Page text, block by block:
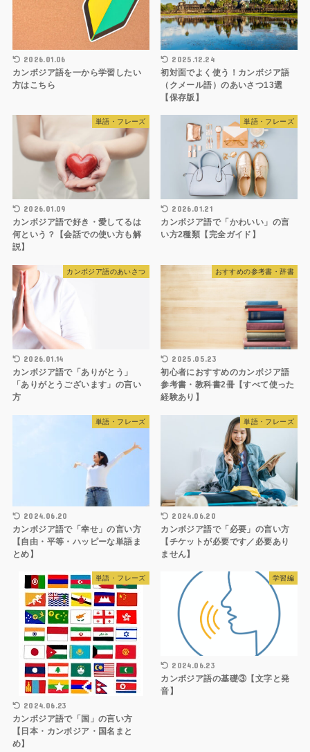
2026.01.06
カンボジア語を一から学習したい
方はこちら
2025.12.24
初対面でよく使う！カンボジア語
（クメール語）のあいさつ13選
【保存版】
単語・フレーズ
2026.01.09
カンボジア語で好き・愛してるは
何という？【会話での使い方も解
説】
単語・フレーズ
2026.01.21
カンボジア語で「かわいい」の言
い方2種類【完全ガイド】
カンボジア語のあいさつ
2026.01.14
カンボジア語で「ありがとう」
「ありがとうございます」の言い
方
おすすめの参考書・辞書
2025.05.23
初心者におすすめのカンボジア語
参考書・教科書2冊【すべて使った
経験あり】
単語・フレーズ
2024.06.20
カンボジア語で「幸せ」の言い方
【自由・平等・ハッピーな単語ま
とめ】
単語・フレーズ
2024.06.20
カンボジア語で「必要」の言い方
【チケットが必要です／必要あり
ません】
単語・フレーズ
2024.06.23
カンボジア語で「国」の言い方
【日本・カンボジア・国名まと
め】
学習編
2024.06.23
カンボジア語の基礎③【文字と発
音】